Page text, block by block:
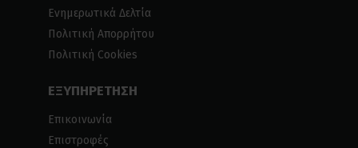
Ενημερωτικά Δελτία
Πολιτική Απορρήτου
Πολιτική Cookies
ΕΞΥΠΗΡΕΤΗΣΗ
Επικοινωνία
Επιστροφές